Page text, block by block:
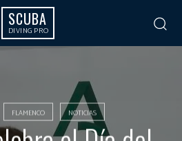
SCUBA
DIVING PRO
FLAMENCO NOTICIAS